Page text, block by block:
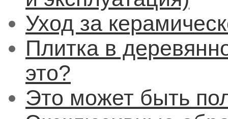
Уход за
Плитка в
это?
Это может быть